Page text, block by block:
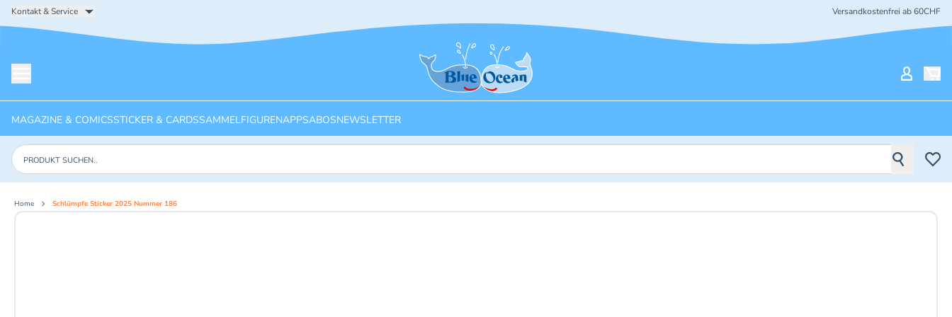
Kontakt & Service Versandkostenfrei ab 60CHF
Startseite
MAGAZINE & COMICSSTICKER & CARDSSAMMELFIGURENAPPSABOSNEWSLETTER
Produkte suchen
Home Schlümpfe Sticker 2025 Nummer 186